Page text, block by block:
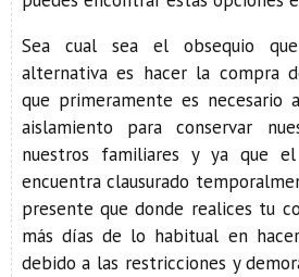
Sea cual sea el obsequio
alternativa es hacer la compra
que primeramente es necesario
aislamiento para conservar
nuestros familiares y ya que
encuentra clausurado
presente que donde realices tu
más días de lo habitual en
debido a las restricciones y